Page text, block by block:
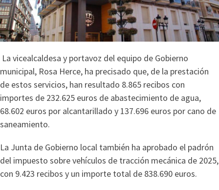
La vicealcaldesa y portavoz del equipo de Gobierno
municipal, Rosa Herce, ha precisado que, de la prestación
de estos servicios, han resultado 8.865 recibos con
importes de 232.625 euros de abastecimiento de agua,
68.602 euros por alcantarillado y 137.696 euros por cano de
saneamiento.
La Junta de Gobierno local también ha aprobado el padrón
del impuesto sobre vehículos de tracción mecánica de 2025,
con 9.423 recibos y un importe total de 838.690 euros.